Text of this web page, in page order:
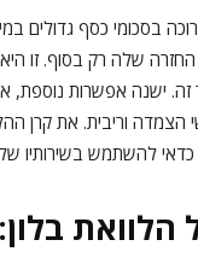
בסכומי כסף גדולים
שלה רק בסוף. זו היא
ישנה אפשרות נוספת,
וריבית. את קרן
להשתמש בשירותיו
הלוואת בלון: